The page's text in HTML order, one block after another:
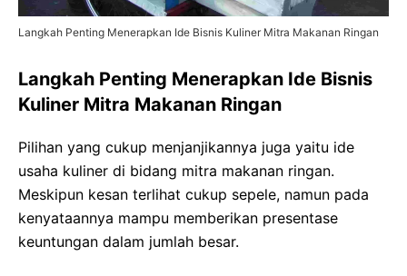
Langkah Penting Menerapkan Ide Bisnis Kuliner Mitra Makanan Ringan
Langkah Penting Menerapkan Ide Bisnis
Kuliner Mitra Makanan Ringan
Pilihan yang cukup menjanjikannya juga yaitu ide
usaha kuliner di bidang mitra makanan ringan.
Meskipun kesan terlihat cukup sepele, namun pada
kenyataannya mampu memberikan presentase
keuntungan dalam jumlah besar.